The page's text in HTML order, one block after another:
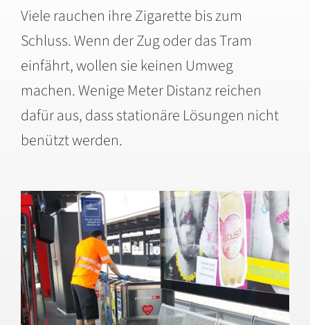
Viele rauchen ihre Zigarette bis zum
Schluss. Wenn der Zug oder das Tram
einfährt, wollen sie keinen Umweg
machen. Wenige Meter Distanz reichen
dafür aus, dass stationäre Lösungen nicht
benützt werden.